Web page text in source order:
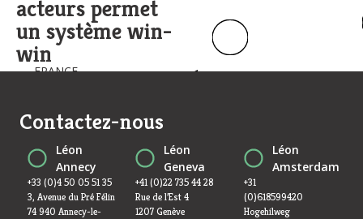
acteurs permet
un système win-
win
FRANCE -
Contactez-nous
Léon
Annecy
+33 (0)4 50 05 51 35
3, Avenue du Pré Félin
74 940 Annecy-le-
Léon
Geneva
+41 (0)22 735 44 28
Rue de l’Est 4
1207 Genève
Léon
Amsterdam
+31
(0)618599420
Hogehilweg